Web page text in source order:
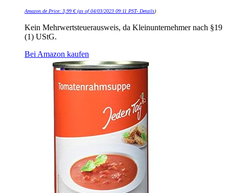
Amazon.de Price: 3,99 €(as of 04/03/2023 09:11 PST- Details)
Kein Mehrwertsteuerausweis, da Kleinunternehmer nach §19
(1) UStG.
Bei Amazon kaufen